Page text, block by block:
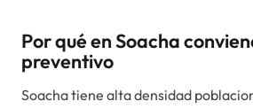
Por qué en Soacha
preventivo
Soacha tiene alta densidad